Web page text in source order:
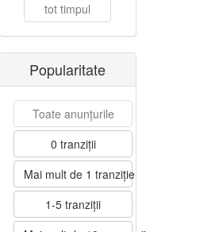
tot timpul
Popularitate
Toate anunțurile
0 tranziții
Mai mult de 1 tranziție
1-5 tranziții